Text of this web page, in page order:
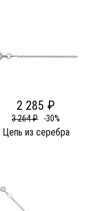
2 285 ₽
3 264 ₽ -30%
Цепь из серебра